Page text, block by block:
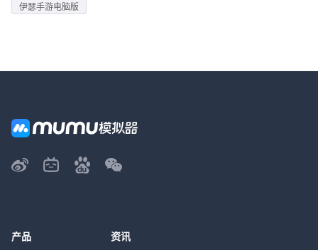
伊瑟手游电脑版
产品 资讯